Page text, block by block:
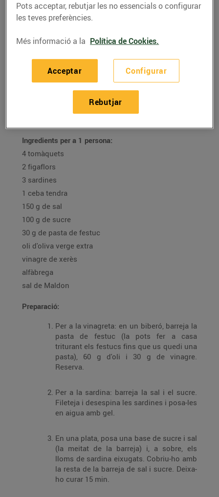
RECEPTES
Amanida de tomàquets
de temporada, figaflors,
sardines curades i
vinagreta de festucs
Ingredients per a 1 persona:
4 tomàquets
2 figaflors
3 sardines
1 ceba tendra
150 g de sal
100 g de sucre
30 g de pasta de festuc
oli d'oliva verge extra
vinagre de xerès
alfàbrega
sal de Maldon
Preparació:
Per a la vinagreta: en un biberó, barreja la
pasta de festuc (la pots fer a casa
triturant els festucs fins que us quedi una
pasta), 60 g d'oli i 30 g de vinagre.
Reserva.
Per a la sardina: barreja la sal i el sucre.
Fileteja i desespina les sardines i posa-les
en aigua amb gel.
En una plata, posa una base de sucre i sal
(la meitat de la barreja) i, a sobre, els
lloms de sardina eixugats. Cobriu-ho amb
la resta de la barreja de sal i sucre. Deixa-
ho curar 15 min.
Pots acceptar, rebutjar les no essencials o configurar
les teves preferències.
Més informació a la Política de Cookies.
Configurar
Rebutjar
Acceptar